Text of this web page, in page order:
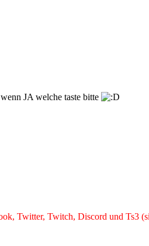
JA welche taste bitte
Twitter, Twitch, Discord und Ts3